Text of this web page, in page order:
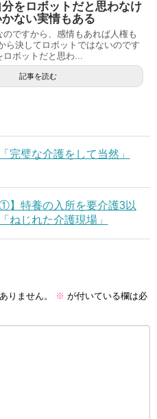
をロボットだと思わなけ
ない実情もある
ですから、感情もあれば人権も
ら決してロボットではないのです
ロボットだと思わ...
記事を読む
完璧な介護をして当然」
】特養の入所を要介護3以
ねじれた介護現場」
りません。 ※ が付いている欄は必